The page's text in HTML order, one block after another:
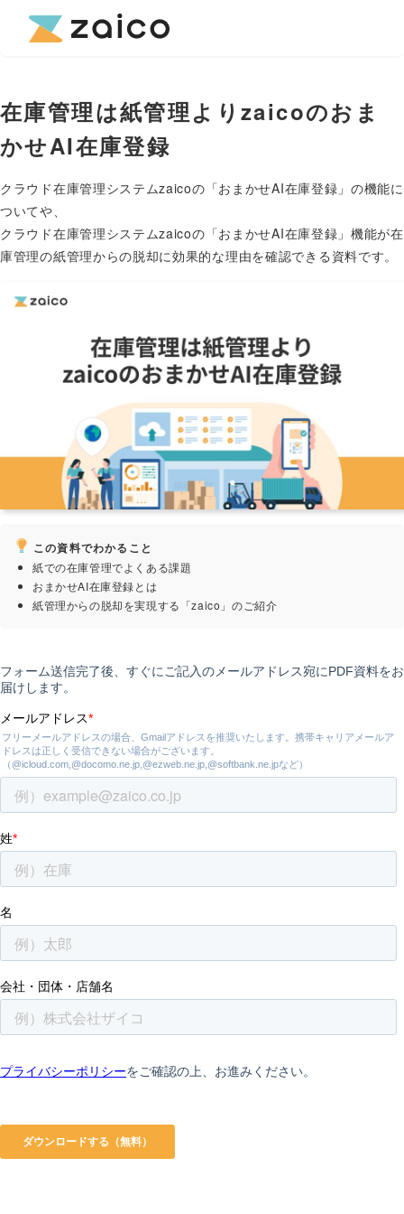
在庫管理は紙管理よりzaicoのおま
かせAI在庫登録
クラウド在庫管理システムzaicoの「おまかせAI在庫登録」の機能に
ついてや、
クラウド在庫管理システムzaicoの「おまかせAI在庫登録」機能が在
庫管理の紙管理からの脱却に効果的な理由を確認できる資料です。
この資料でわかること
紙での在庫管理でよくある課題
おまかせAI在庫登録とは
紙管理からの脱却を実現する「zaico」のご紹介